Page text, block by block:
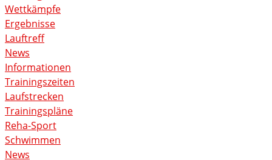
Wettkämpfe
Ergebnisse
Lauftreff
News
Informationen
Trainingszeiten
Laufstrecken
Trainingspläne
Reha-Sport
Schwimmen
News